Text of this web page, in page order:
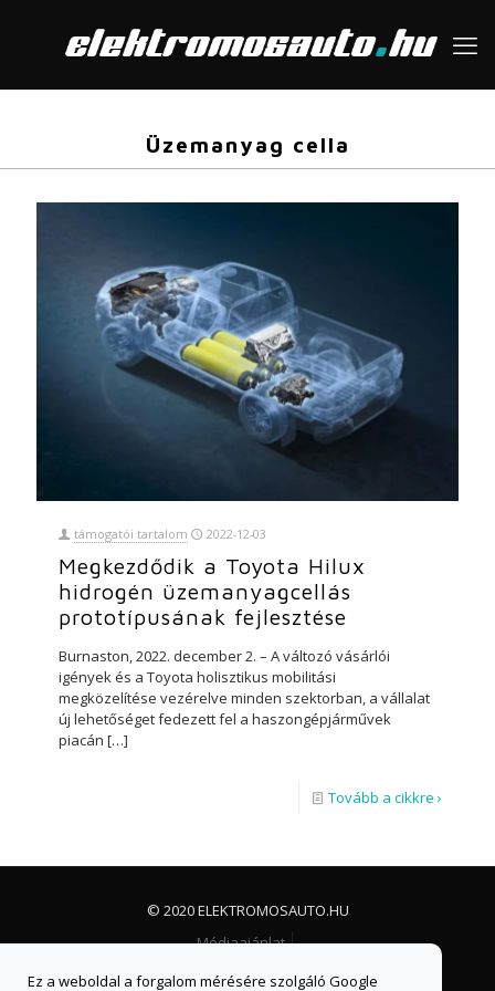
Üzemanyag cella
támogatói tartalom 2022-12-03
Megkezdődik a Toyota Hilux
hidrogén üzemanyagcellás
prototípusának fejlesztése
Burnaston, 2022. december 2. – A változó vásárlói
igények és a Toyota holisztikus mobilitási
megközelítése vezérelve minden szektorban, a vállalat
új lehetőséget fedezett fel a haszongépjárművek
piacán […]
Tovább a cikkre ›
© 2020 ELEKTROMOSAUTO.HU
Médiaajánlat
Facebook csoport
Facebook oldal
Ez a weboldal a forgalom mérésére szolgáló Google